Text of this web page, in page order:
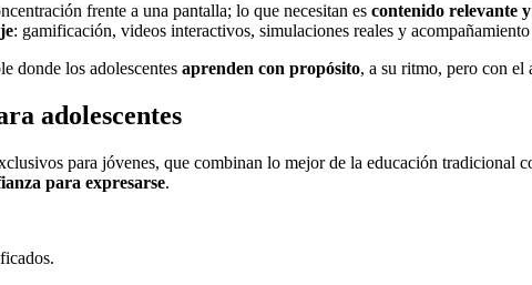
frente a una pantalla; lo que necesitan es contenido relevante
: gamificación, videos interactivos, simulaciones reales y acompañamiento
donde los adolescentes aprenden con propósito, a su ritmo, pero con el
adolescentes
para jóvenes, que combinan lo mejor de la educación tradicional
para expresarse.